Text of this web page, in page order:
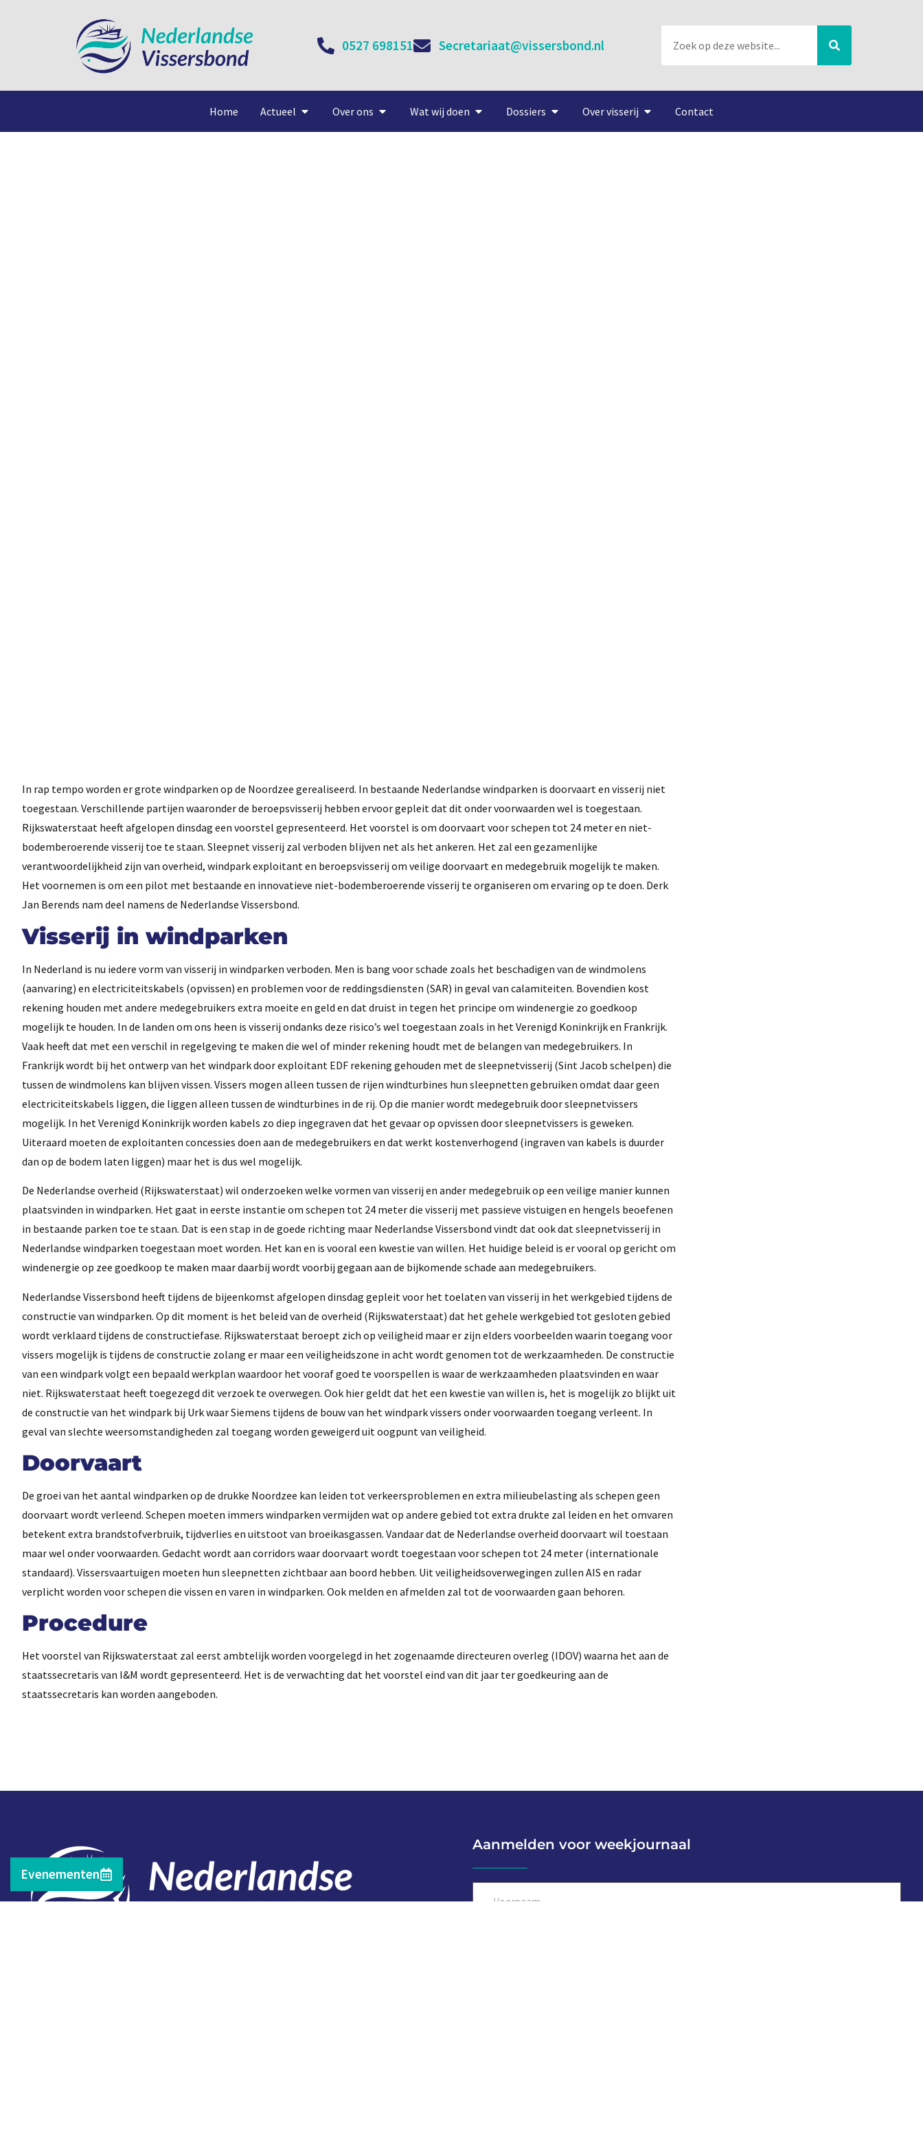
0527 698151 Secretariaat@vissersbond.nl
Home Actueel Over ons Wat wij doen Dossiers Over visserij Contact
In rap tempo worden er grote windparken op de Noordzee gerealiseerd. In bestaande Nederlandse windparken is doorvaart en visserij niet
toegestaan. Verschillende partijen waaronder de beroepsvisserij hebben ervoor gepleit dat dit onder voorwaarden wel is toegestaan.
Rijkswaterstaat heeft afgelopen dinsdag een voorstel gepresenteerd. Het voorstel is om doorvaart voor schepen tot 24 meter en niet-
bodemberoerende visserij toe te staan. Sleepnet visserij zal verboden blijven net als het ankeren. Het zal een gezamenlijke
verantwoordelijkheid zijn van overheid, windpark exploitant en beroepsvisserij om veilige doorvaart en medegebruik mogelijk te maken.
Het voornemen is om een pilot met bestaande en innovatieve niet-bodemberoerende visserij te organiseren om ervaring op te doen. Derk
Jan Berends nam deel namens de Nederlandse Vissersbond.
Visserij in windparken
In Nederland is nu iedere vorm van visserij in windparken verboden. Men is bang voor schade zoals het beschadigen van de windmolens
(aanvaring) en electriciteitskabels (opvissen) en problemen voor de reddingsdiensten (SAR) in geval van calamiteiten. Bovendien kost
rekening houden met andere medegebruikers extra moeite en geld en dat druist in tegen het principe om windenergie zo goedkoop
mogelijk te houden. In de landen om ons heen is visserij ondanks deze risico’s wel toegestaan zoals in het Verenigd Koninkrijk en Frankrijk.
Vaak heeft dat met een verschil in regelgeving te maken die wel of minder rekening houdt met de belangen van medegebruikers. In
Frankrijk wordt bij het ontwerp van het windpark door exploitant EDF rekening gehouden met de sleepnetvisserij (Sint Jacob schelpen) die
tussen de windmolens kan blijven vissen. Vissers mogen alleen tussen de rijen windturbines hun sleepnetten gebruiken omdat daar geen
electriciteitskabels liggen, die liggen alleen tussen de windturbines in de rij. Op die manier wordt medegebruik door sleepnetvissers
mogelijk. In het Verenigd Koninkrijk worden kabels zo diep ingegraven dat het gevaar op opvissen door sleepnetvissers is geweken.
Uiteraard moeten de exploitanten concessies doen aan de medegebruikers en dat werkt kostenverhogend (ingraven van kabels is duurder
dan op de bodem laten liggen) maar het is dus wel mogelijk.
De Nederlandse overheid (Rijkswaterstaat) wil onderzoeken welke vormen van visserij en ander medegebruik op een veilige manier kunnen
plaatsvinden in windparken. Het gaat in eerste instantie om schepen tot 24 meter die visserij met passieve vistuigen en hengels beoefenen
in bestaande parken toe te staan. Dat is een stap in de goede richting maar Nederlandse Vissersbond vindt dat ook dat sleepnetvisserij in
Nederlandse windparken toegestaan moet worden. Het kan en is vooral een kwestie van willen. Het huidige beleid is er vooral op gericht om
windenergie op zee goedkoop te maken maar daarbij wordt voorbij gegaan aan de bijkomende schade aan medegebruikers.
Nederlandse Vissersbond heeft tijdens de bijeenkomst afgelopen dinsdag gepleit voor het toelaten van visserij in het werkgebied tijdens de
constructie van windparken. Op dit moment is het beleid van de overheid (Rijkswaterstaat) dat het gehele werkgebied tot gesloten gebied
wordt verklaard tijdens de constructiefase. Rijkswaterstaat beroept zich op veiligheid maar er zijn elders voorbeelden waarin toegang voor
vissers mogelijk is tijdens de constructie zolang er maar een veiligheidszone in acht wordt genomen tot de werkzaamheden. De constructie
van een windpark volgt een bepaald werkplan waardoor het vooraf goed te voorspellen is waar de werkzaamheden plaatsvinden en waar
niet. Rijkswaterstaat heeft toegezegd dit verzoek te overwegen. Ook hier geldt dat het een kwestie van willen is, het is mogelijk zo blijkt uit
de constructie van het windpark bij Urk waar Siemens tijdens de bouw van het windpark vissers onder voorwaarden toegang verleent. In
geval van slechte weersomstandigheden zal toegang worden geweigerd uit oogpunt van veiligheid.
Doorvaart
De groei van het aantal windparken op de drukke Noordzee kan leiden tot verkeersproblemen en extra milieubelasting als schepen geen
doorvaart wordt verleend. Schepen moeten immers windparken vermijden wat op andere gebied tot extra drukte zal leiden en het omvaren
betekent extra brandstofverbruik, tijdverlies en uitstoot van broeikasgassen. Vandaar dat de Nederlandse overheid doorvaart wil toestaan
maar wel onder voorwaarden. Gedacht wordt aan corridors waar doorvaart wordt toegestaan voor schepen tot 24 meter (internationale
standaard). Vissersvaartuigen moeten hun sleepnetten zichtbaar aan boord hebben. Uit veiligheidsoverwegingen zullen AIS en radar
verplicht worden voor schepen die vissen en varen in windparken. Ook melden en afmelden zal tot de voorwaarden gaan behoren.
Procedure
Het voorstel van Rijkswaterstaat zal eerst ambtelijk worden voorgelegd in het zogenaamde directeuren overleg (IDOV) waarna het aan de
staatssecretaris van I&M wordt gepresenteerd. Het is de verwachting dat het voorstel eind van dit jaar ter goedkeuring aan de
staatssecretaris kan worden aangeboden.
Evenementen
Aanmelden voor weekjournaal